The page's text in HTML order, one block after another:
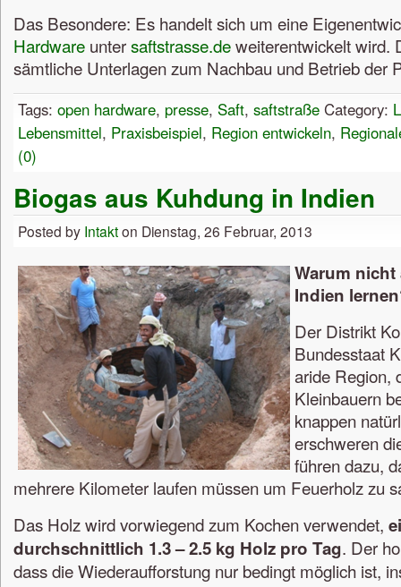
Das Besondere: Es handelt sich um eine
Hardware untersaftstrasse.deweiterentwickelt wird.
sämtliche Unterlagen zum Nachbau und Betrieb der
Tags: open hardware, presse, Saft, saftstraße Category:
Lebensmittel, Praxisbeispiel, Region entwickeln,
(0)
Biogas aus Kuhdung in Indien
Posted by Intakton Dienstag, 26 Februar, 2013
Warum
Indien
Der Distrikt
Bundesstaat
aride Region,
Kleinbauern
knappen
erschweren
führen dazu,
mehrere Kilometer laufen müssen um Feuerholz zu
Das Holz wird vorwiegend zum Kochen verwendet,
durchschnittlich 1.3 – 2.5 kg Holz pro Tag. Der
dass die Wiederaufforstung nur bedingt möglich ist,